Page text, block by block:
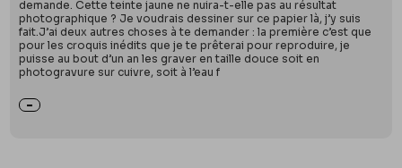
demande. Cette teinte jaune ne nuira-t-elle pas au résultat
photographique ? Je voudrais dessiner sur ce papier là, j’y suis
fait.J’ai deux autres choses à te demander : la première c’est que
pour les croquis inédits que je te prêterai pour reproduire, je
puisse au bout d’un an les graver en taille douce soit en
photogravure sur cuivre, soit à l’eau f